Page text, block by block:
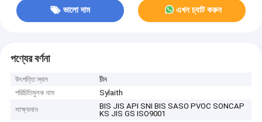
ভালো দাম এখন চ্যাট করুন
পণ্যের বর্ণনা
উৎপত্তি স্থল
চীন
পরিচিতিমুলক নাম
Sylaith
সাক্ষ্যদান
BIS JIS API SNI BIS SASO PVOC SONCAP
KS JIS GS ISO9001